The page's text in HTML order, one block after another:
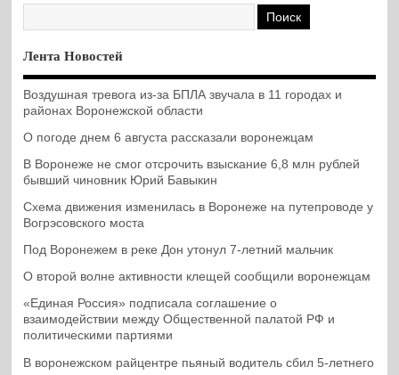
Лента Новостей
Воздушная тревога из-за БПЛА звучала в 11 городах и
районах Воронежской области
О погоде днем 6 августа рассказали воронежцам
В Воронеже не смог отсрочить взыскание 6,8 млн рублей
бывший чиновник Юрий Бавыкин
Схема движения изменилась в Воронеже на путепроводе у
Вогрэсовского моста
Под Воронежем в реке Дон утонул 7-летний мальчик
О второй волне активности клещей сообщили воронежцам
«Единая Россия» подписала соглашение о
взаимодействии между Общественной палатой РФ и
политическими партиями
В воронежском райцентре пьяный водитель сбил 5-летнего